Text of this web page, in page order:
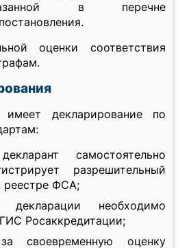
в перечне
оценки соответствия
имеет декларирование по
самостоятельно
разрешительный
реестре ФСА;
необходимо
Росаккредитации;
за своевременную оценку